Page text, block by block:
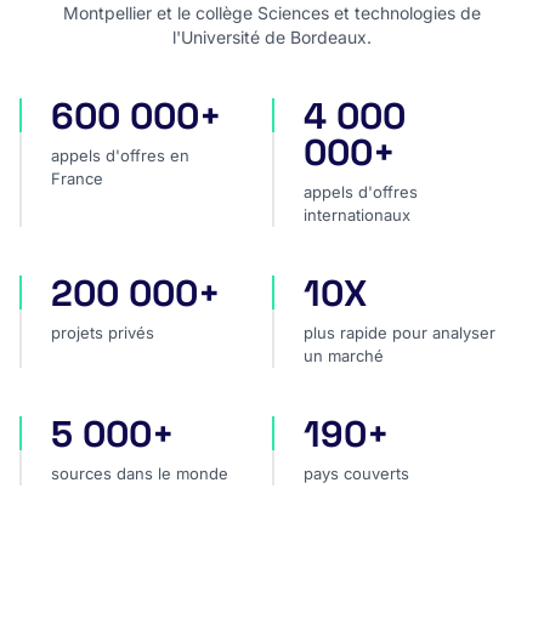
Montpellier et le collège Sciences et technologies de
l'Université de Bordeaux.
appels d'offres en France
600 000+
appels d'offres en
France
appels d'offres
4 000
000+
appels d'offres
internationaux
projets privés
200 000+
projets privés
plus rapide pour analyser
10X
plus rapide pour analyser
un marché
sources dans le monde
5 000+
sources dans le monde
pays couverts
190+
pays couverts